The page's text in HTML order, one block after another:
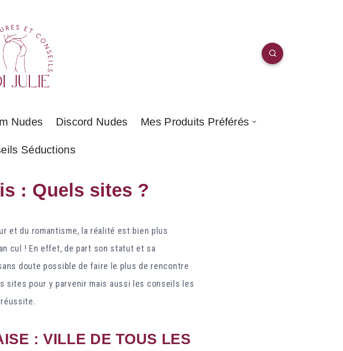
Nudes Discord Nudes Mes Produits Préférés
Séductions
: Quels sites ?
et du romantisme, la réalité est bien plus
cul ! En effet, de part son statut et sa
doute possible de faire le plus de rencontre
sites pour y parvenir mais aussi les conseils les
: VILLE DE TOUS LES